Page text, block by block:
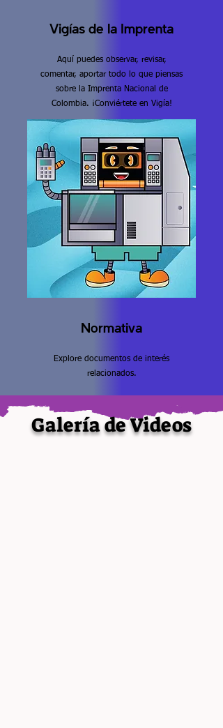
Vigías de la Imprenta
Aquí puedes observar, revisar,
comentar, aportar todo lo que piensas
sobre la Imprenta Nacional de
Colombia. ¡Conviértete en Vigía!
Normativa
Explore documentos de interés
relacionados.
Galería de Videos